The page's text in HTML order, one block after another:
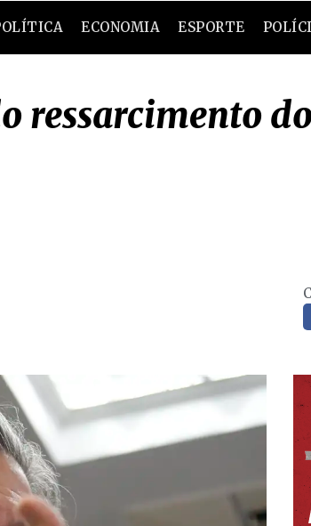
ECONOMIA ESPORTE
ressarcimento